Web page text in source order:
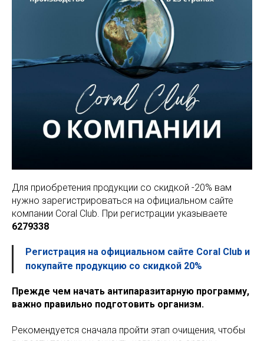
Для приобретения продукции со скидкой -20% вам
нужно зарегистрироваться на официальном сайте
компании Coral Club. При регистрации указываете
6279338
Регистрация на официальном сайте Coral Club и
покупайте продукцию со скидкой 20%
Прежде чем начать антипаразитарную программу,
важно правильно подготовить организм.
Рекомендуется сначала пройти этап очищения, чтобы